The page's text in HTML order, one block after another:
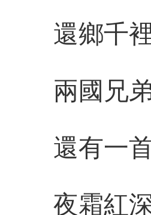
還鄉千
兩國兄
還有一首
夜霜紅